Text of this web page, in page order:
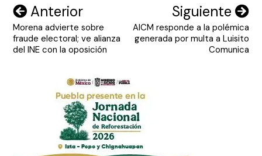
Navegación
de
entradas
Anterior
Morena advierte sobre
fraude electoral; ve alianza
del INE con la oposición
Siguiente
AICM responde a la polémica
generada por multa a Luisito
Comunica